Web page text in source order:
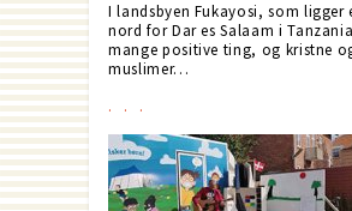
I landsbyen Fukayosi, som ligger
nord for Dar es Salaam i
mange positive ting, og kristne
muslimer…